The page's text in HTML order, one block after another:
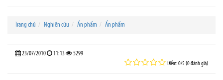
Trang chủ Nghiên cứu Ấn phẩm Ấn phẩm
23/07/2010 11:13 5299
Điểm: 0/5 (0 đánh giá)